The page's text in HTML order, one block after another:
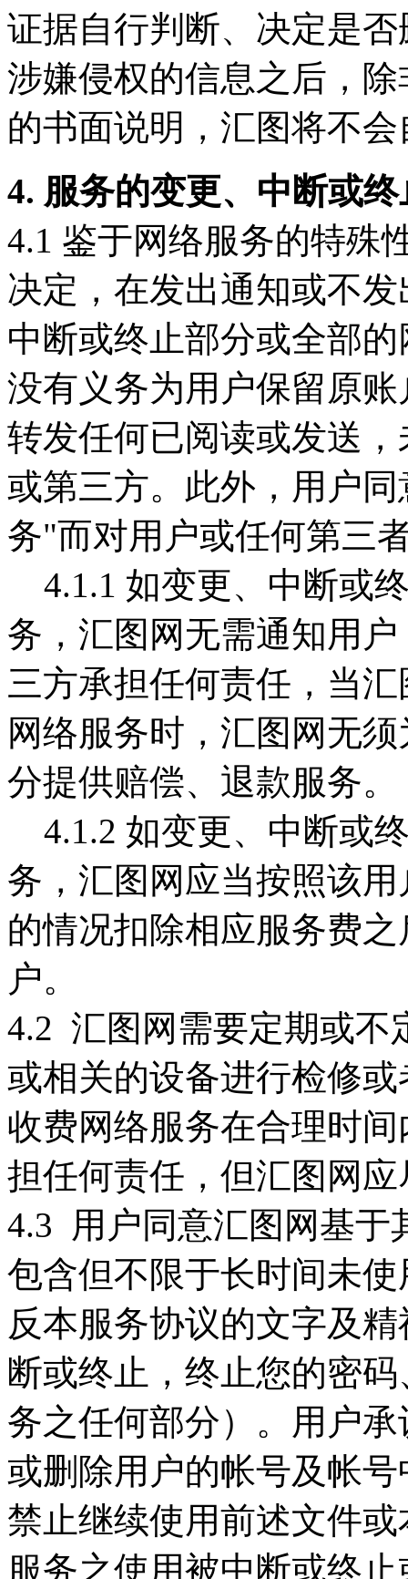
证据自行判断、决定是
涉嫌侵权的信息之后，
的书面说明，汇图将不
4. 服务的变更、中断或终
4.1 鉴于网络服务的特殊
决定，在发出通知或不
中断或终止部分或全部
没有义务为用户保留原
转发任何已阅读或发送
或第三方。此外，用户
务"而对用户或任何第三
4.1.1 如变更、中断或
务，汇图网无需通知用
三方承担任何责任，当
网络服务时，汇图网无
分提供赔偿、退款服务。
4.1.2 如变更、中断或
务，汇图网应当按照该
的情况扣除相应服务费
户。
4.2 汇图网需要定期或不
或相关的设备进行检修
收费网络服务在合理时
担任何责任，但汇图网
4.3 用户同意汇图网基于
包含但不限于长时间未
反本服务协议的文字及
断或终止，终止您的密
务之任何部分）。用户
或删除用户的帐号及帐
禁止继续使用前述文件
服务之使用被中断或终